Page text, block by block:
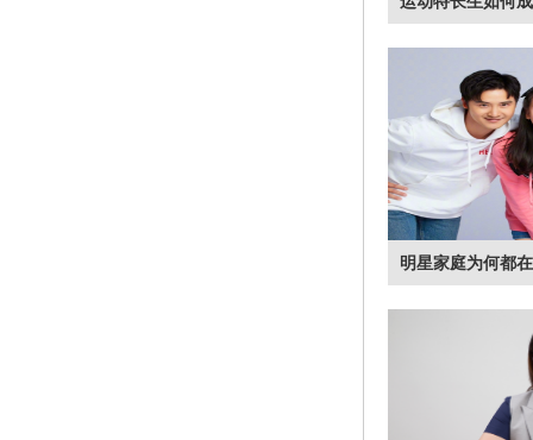
明星家庭为何都
干货 | 斯坦福
校申请案例
哈佛、耶鲁、斯坦
哥大学、杜克大
学、康奈尔大学
伦多大学、香...
查看更多>>
佰特菲专栏丨
被问到的10大
为了确定你就是